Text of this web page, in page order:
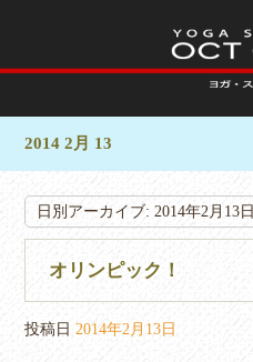
2014 2月 13
日別アーカイブ:2014年2月13日
オリンピック！
投稿日 2014年2月13日